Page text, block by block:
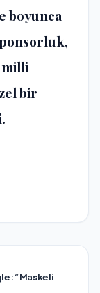
boyunca
bir
“Maskeli